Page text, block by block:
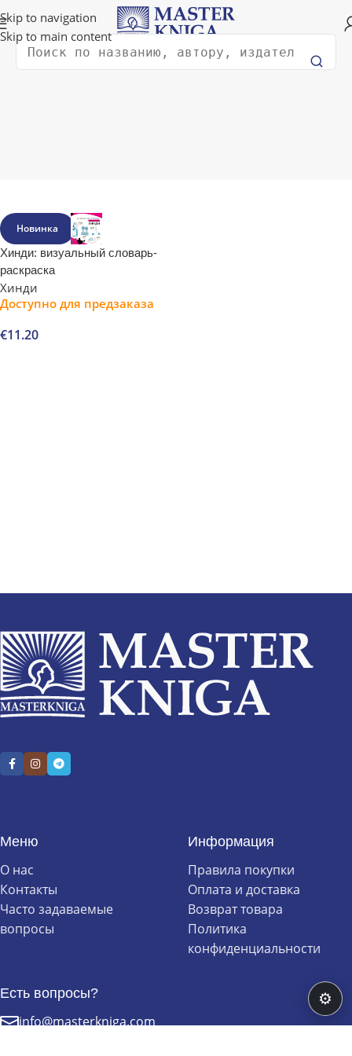
Skip to navigation
Skip to main content
Доставка в любую страну мира!
Поиск
Новинка
Хинди: визуальный словарь-
раскраска
Хинди
Доступно для предзаказа
€11.20
Меню
О нас
Контакты
Часто задаваемые
вопросы
Информация
Правила покупки
Оплата и доставка
Возврат товара
Политика
конфиденциальности
Есть вопросы?
info@masterkniga.com
⚙